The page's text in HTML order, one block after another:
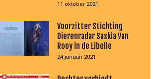
11 oktober 2021
Voorzitter Stichting
Dierenradar Saskia Van
Rooy in de Libelle
24 januari 2021